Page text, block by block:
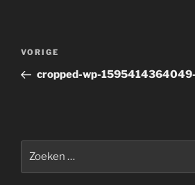
Bericht
Vorig
bericht
VORIGE
cropped-wp-